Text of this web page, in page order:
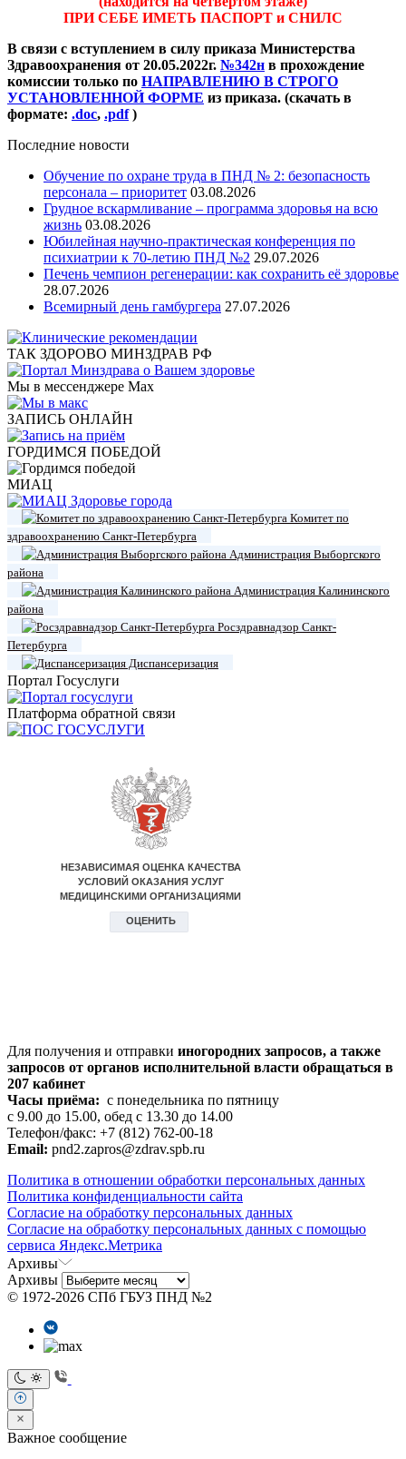
ПРИ СЕБЕ ИМЕТЬ ПАСПОРТ и СНИЛС
В связи с вступлением в силу приказа Министерства
Здравоохранения от 20.05.2022г. №342н в прохождение
комиссии только по НАПРАВЛЕНИЮ В СТРОГО
УСТАНОВЛЕННОЙ ФОРМЕ из приказа. (скачать в
формате: .doc, .pdf)
Последние новости
Обучение по охране труда в ПНД № 2: безопасность
персонала – приоритет 03.08.2026
Грудное вскармливание – программа здоровья на всю
жизнь 03.08.2026
Юбилейная научно-практическая конференция по
психиатрии к 70-летию ПНД №2 29.07.2026
Печень чемпион регенерации: как сохранить её здоровье
28.07.2026
Всемирный день гамбургера 27.07.2026
ТАК ЗДОРОВО МИНЗДРАВ РФ
Мы в мессенджере Max
ЗАПИСЬ ОНЛАЙН
ГОРДИМСЯ ПОБЕДОЙ
МИАЦ
Комитет по
здравоохранению Санкт-Петербурга
Администрация Выборгского
района
Администрация Калининского
района
Росздравнадзор Санкт-
Петербурга
Диспансеризация
Портал Госуслуги
Платформа обратной связи
Для получения и отправки иногородних запросов, а также
запросов от органов исполнительной власти обращаться в
207 кабинет
Часы приёма: с понедельника по пятницу
с 9.00 до 15.00, обед с 13.30 до 14.00
Телефон/факс: +7 (812) 762-00-18
Email: pnd2.zapros@zdrav.spb.ru
Политика в отношении обработки персональных данных
Политика конфиденциальности сайта
Согласие на обработку персональных данных
Согласие на обработку персональных данных с помощью
сервиса Яндекс.Метрика
Архивы
Архивы
© 1972-2026 СПб ГБУЗ ПНД №2
Важное сообщение